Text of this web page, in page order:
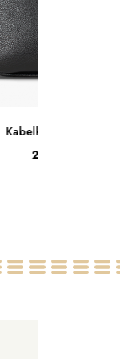
Kabelka pravá kůže
2 999 Kč